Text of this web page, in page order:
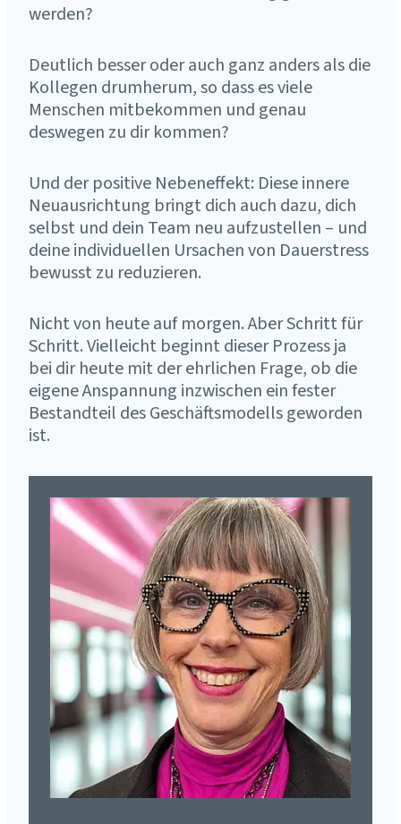
werden?
Deutlich besser oder auch ganz anders als die
Kollegen drumherum, so dass es viele
Menschen mitbekommen und genau
deswegen zu dir kommen?
Und der positive Nebeneffekt: Diese innere
Neuausrichtung bringt dich auch dazu, dich
selbst und dein Team neu aufzustellen – und
deine individuellen Ursachen von Dauerstress
bewusst zu reduzieren.
Nicht von heute auf morgen. Aber Schritt für
Schritt. Vielleicht beginnt dieser Prozess ja
bei dir heute mit der ehrlichen Frage, ob die
eigene Anspannung inzwischen ein fester
Bestandteil des Geschäftsmodells geworden
ist.